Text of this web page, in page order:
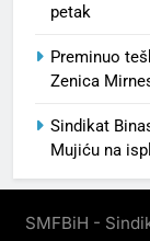
petak
Preminuo
Zenica
Sindikat
Mujiću na
SMFBiH -